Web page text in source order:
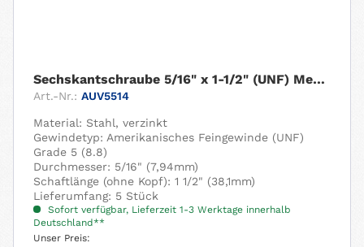
Sechskantschraube 5/16" x 1-1/2" (UNF) Menge: 5...
Art.-Nr.: AUV5514
Material: Stahl, verzinkt
Gewindetyp: Amerikanisches Feingewinde (UNF)
Grade 5 (8.8)
Durchmesser: 5/16" (7,94mm)
Schaftlänge (ohne Kopf): 1 1/2" (38,1mm)
Lieferumfang: 5 Stück
Sofort verfügbar, Lieferzeit 1-3 Werktage innerhalb
Deutschland**
Unser Preis: